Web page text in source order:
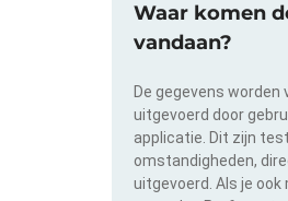
Waar komen
vandaan?
De gegevens
uitgevoerd door
applicatie. Dit zijn
omstandigheden,
uitgevoerd. Als je ook